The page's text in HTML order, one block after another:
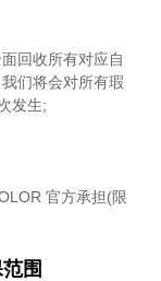
回收所有对应自
们将会对所有瑕
发生;
官方承担(限
围